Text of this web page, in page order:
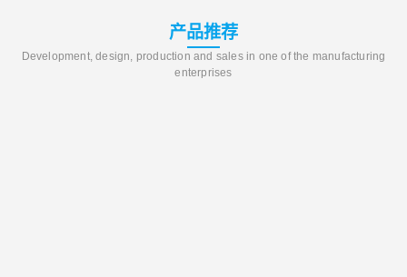
产品推荐
Development, design, production and sales in one of the manufacturing
enterprises